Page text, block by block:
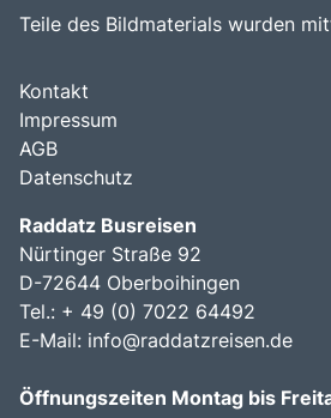
Teile des Bildmaterials wurden
Kontakt
Impressum
AGB
Datenschutz
Raddatz Busreisen
Nürtinger Straße 92
D-72644 Oberboihingen
Tel.: + 49 (0) 7022 64492
E-Mail: info@raddatzreisen.de
Öffnungszeiten Montag bis